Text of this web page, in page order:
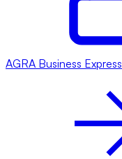
AGRA Business Express